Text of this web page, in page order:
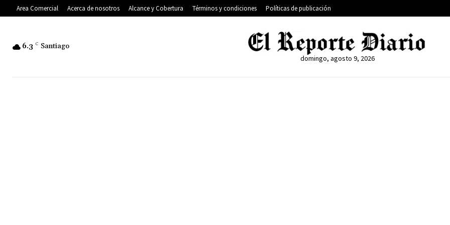
Area Comercial Acerca de nosotros Alcance y Cobertura Términos y condiciones Políticas de publicación
6.3 C Santiago
domingo, agosto 9, 2026